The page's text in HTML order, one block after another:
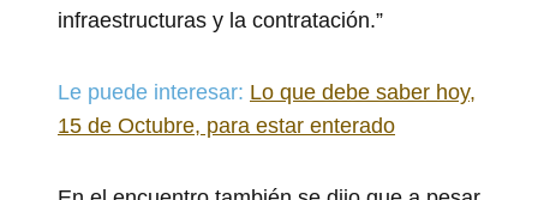
infraestructuras y la contratación.”
Le puede interesar: Lo que debe saber hoy,
15 de Octubre, para estar enterado